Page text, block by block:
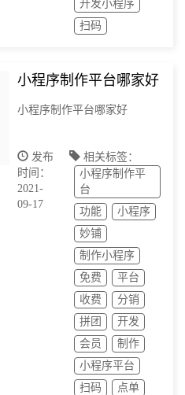
开发小程序
扫码
小程序制作平台哪家好
小程序制作平台哪家好
发布
时间：
2021-
09-17
相关标签：
小程序制作平
台
功能
小程序
妙铺
制作小程序
免费
平台
收费
分销
拼团
开发
会员
制作
小程序平台
扫码
点单